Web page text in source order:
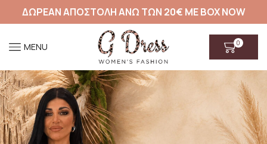
ΔΩΡΕΑΝ ΑΠΟΣΤΟΛΗ ΑΝΩ ΤΩΝ 20€ ΜΕ BOX NOW
MENU 0